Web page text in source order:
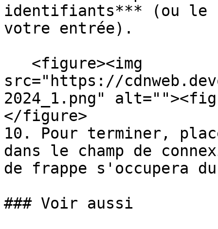
identifiants*** (ou le
votre entrée).
src="https://
2024_1.png"
</figure>
10. Pour terminer,
dans le champ de
de frappe s'occupera
### Voir aussi